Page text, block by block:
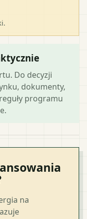
.
Do decyzji
dokumenty,
programu
na